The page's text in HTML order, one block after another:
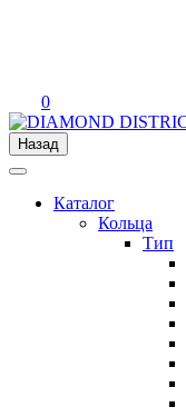
0
Назад
Каталог
Кольца
Тип